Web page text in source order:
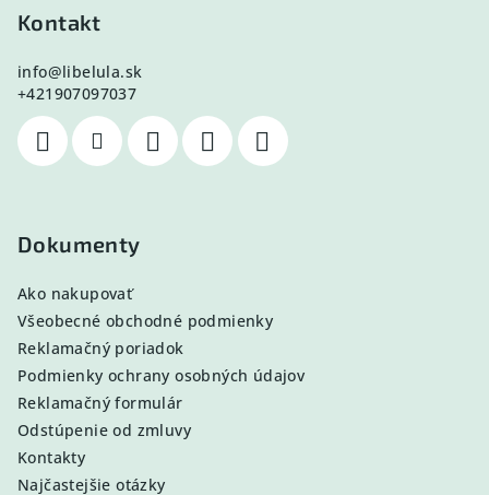
Kontakt
info@libelula.sk
+421907097037
Dokumenty
Ako nakupovať
Všeobecné obchodné podmienky
Reklamačný poriadok
Podmienky ochrany osobných údajov
Reklamačný formulár
Odstúpenie od zmluvy
Kontakty
Najčastejšie otázky